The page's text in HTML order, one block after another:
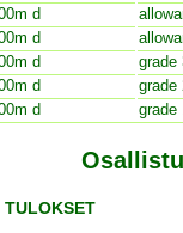
d
d
d grade
d grade
d grade